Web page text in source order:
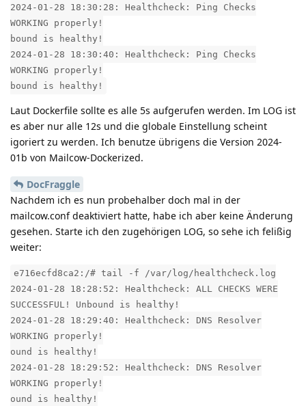
2024-01-28 18:30:28: Healthcheck: Ping Checks
WORKING properly!
bound is healthy!
2024-01-28 18:30:40: Healthcheck: Ping Checks
WORKING properly!
bound is healthy!
Laut Dockerfile sollte es alle 5s aufgerufen werden. Im LOG ist
es aber nur alle 12s und die globale Einstellung scheint
igoriert zu werden. Ich benutze übrigens die Version 2024-
01b von Mailcow-Dockerized.
DocFraggle
Nachdem ich es nun probehalber doch mal in der
mailcow.conf deaktiviert hatte, habe ich aber keine Änderung
gesehen. Starte ich den zugehörigen LOG, so sehe ich felißig
weiter:
e716ecfd8ca2:/# tail -f /var/log/healthcheck.log
2024-01-28 18:28:52: Healthcheck: ALL CHECKS WERE
SUCCESSFUL! Unbound is healthy!
2024-01-28 18:29:40: Healthcheck: DNS Resolver
WORKING properly!
ound is healthy!
2024-01-28 18:29:52: Healthcheck: DNS Resolver
WORKING properly!
ound is healthy!